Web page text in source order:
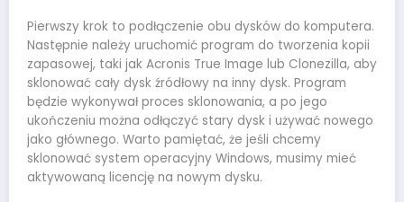
Pierwszy krok to podłączenie obu dysków do komputera.
Następnie należy uruchomić program do tworzenia kopii
zapasowej, taki jak Acronis True Image lub Clonezilla, aby
sklonować cały dysk źródłowy na inny dysk. Program
będzie wykonywał proces sklonowania, a po jego
ukończeniu można odłączyć stary dysk i używać nowego
jako głównego. Warto pamiętać, że jeśli chcemy
sklonować system operacyjny Windows, musimy mieć
aktywowaną licencję na nowym dysku.